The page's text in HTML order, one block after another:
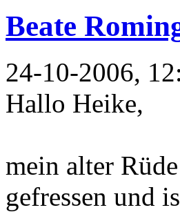
Beate
24-10-2006,
Hallo Heike,
mein alter
gefressen und